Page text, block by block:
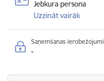
Jebkura persona
Uzzināt vairāk
Saņemšanas ierobežojumi
-